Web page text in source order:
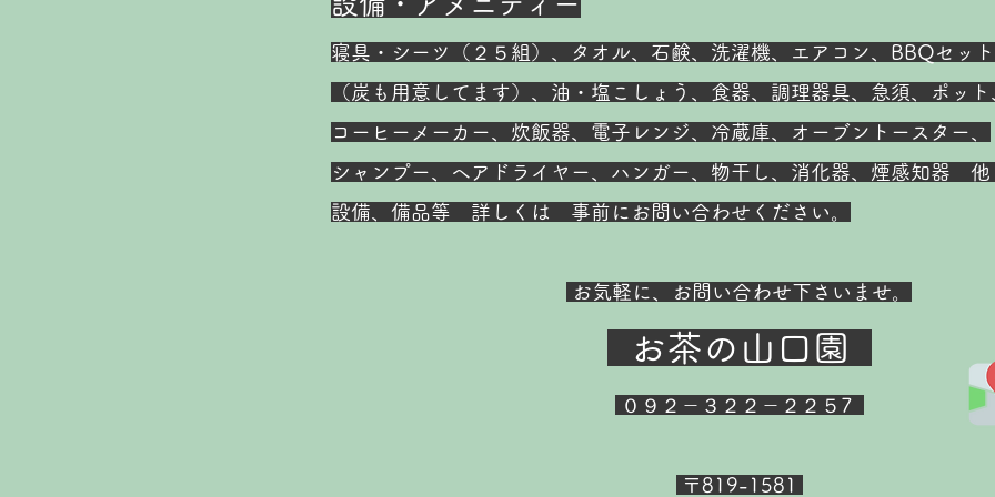
寝具・シーツ（２５組）、タオル、石鹸、洗濯機、エアコン、BBQセット
（炭も用意してます）、油・塩こしょう、食器、調理器具、急須、ポット
コーヒーメーカー、炊飯器、 電子レンジ、冷蔵庫、オーブントースター、
シャンプー、ヘアドライヤー、ハンガー、物干し、消化器、煙感知器 他
設備、備品等 詳しくは 事前にお問い合わせください。
お気軽に、お問い合わせ下さいませ。
お茶の山口園
０９２－３２２－２２５7
〒819-1581